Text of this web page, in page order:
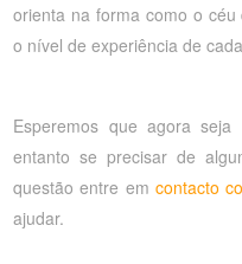
orienta na forma como o
o nível de experiência de
Esperemos que agora
entanto se precisar de
questão entre em contacto
ajudar.